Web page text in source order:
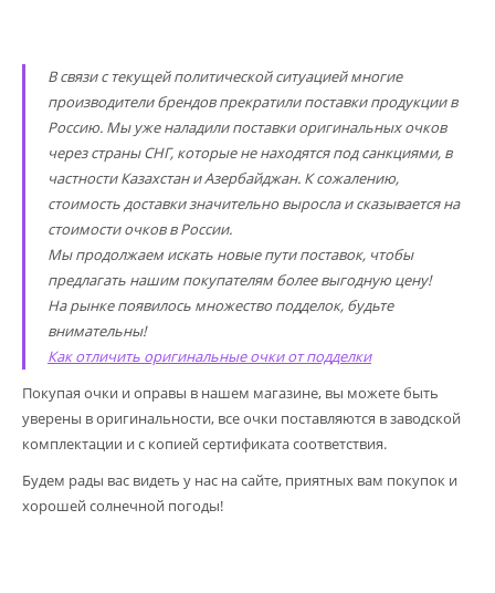
В связи с текущей политической ситуацией многие
производители брендов прекратили поставки продукции в
Россию. Мы уже наладили поставки оригинальных очков
через страны СНГ, которые не находятся под санкциями, в
частности Казахстан и Азербайджан. К сожалению,
стоимость доставки значительно выросла и сказывается на
стоимости очков в России.
Мы продолжаем искать новые пути поставок, чтобы
предлагать нашим покупателям более выгодную цену!
На рынке появилось множество подделок, будьте
внимательны!
Как отличить оригинальные очки от подделки
Покупая очки и оправы в нашем магазине, вы можете быть
уверены в оригинальности, все очки поставляются в заводской
комплектации и с копией сертификата соответствия.
Будем рады вас видеть у нас на сайте, приятных вам покупок и
хорошей солнечной погоды!